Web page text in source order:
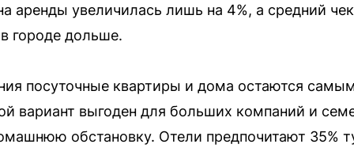
аренды увеличилась лишь на 4%, а средний
городе дольше.
посуточные квартиры и дома остаются
вариант выгоден для больших компаний и
обстановку. Отели предпочитают 35%